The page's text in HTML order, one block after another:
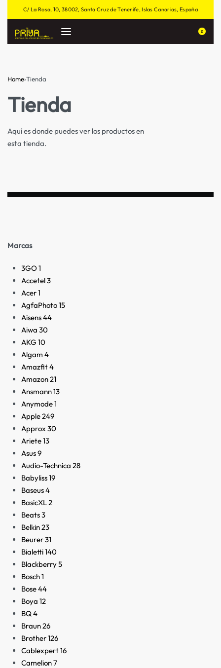
C/ La Rosa, 10, 38002, Santa Cruz de Tenerife, Islas Canarias, España
0
Home›Tienda
Tienda
Aquí es donde puedes ver los productos en
esta tienda.
Marcas
3GO1
Accetel3
Acer1
AgfaPhoto15
Aisens44
Aiwa 30
AKG 10
Algam 4
Amazfit4
Amazon21
Ansmann13
Anymode1
Apple249
Approx 30
Ariete13
Asus9
Audio-Technica 28
Babyliss19
Baseus4
BasicXL2
Beats3
Belkin23
Beurer31
Bialetti140
Blackberry5
Bosch1
Bose44
Boya 12
BQ4
Braun26
Brother126
Cablexpert16
Camelion7